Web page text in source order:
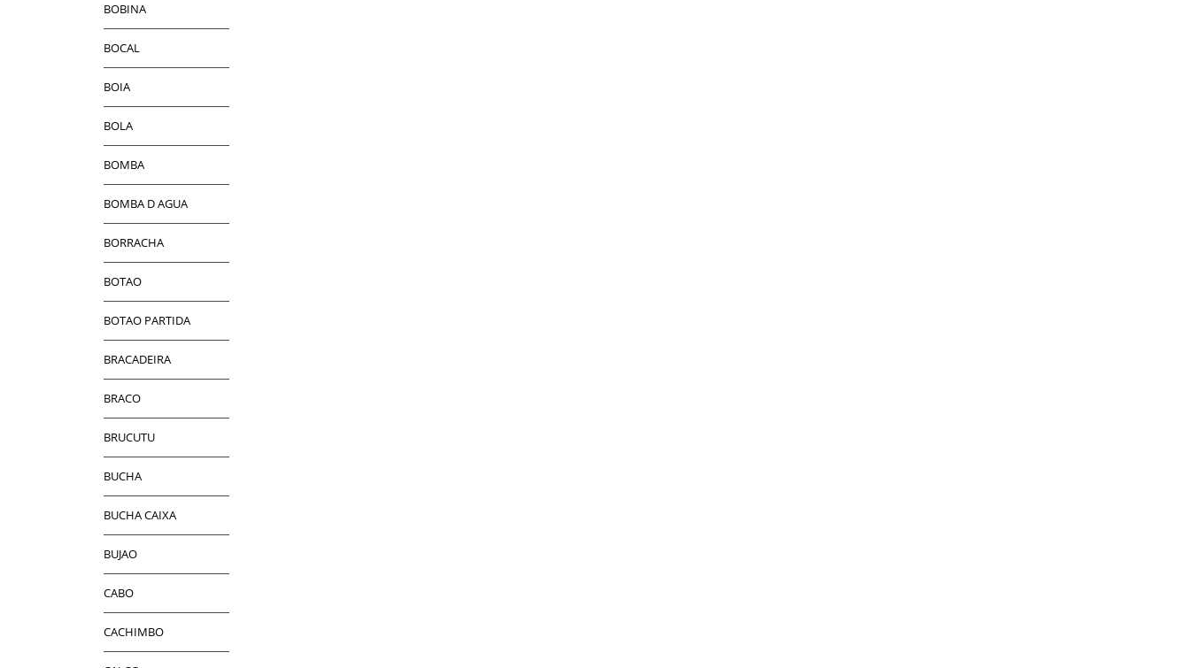
BOBINA
BOCAL
BOIA
BOLA
BOMBA
BOMBA D AGUA
BORRACHA
BOTAO
BOTAO PARTIDA
BRACADEIRA
BRACO
BRUCUTU
BUCHA
BUCHA CAIXA
BUJAO
CABO
CACHIMBO